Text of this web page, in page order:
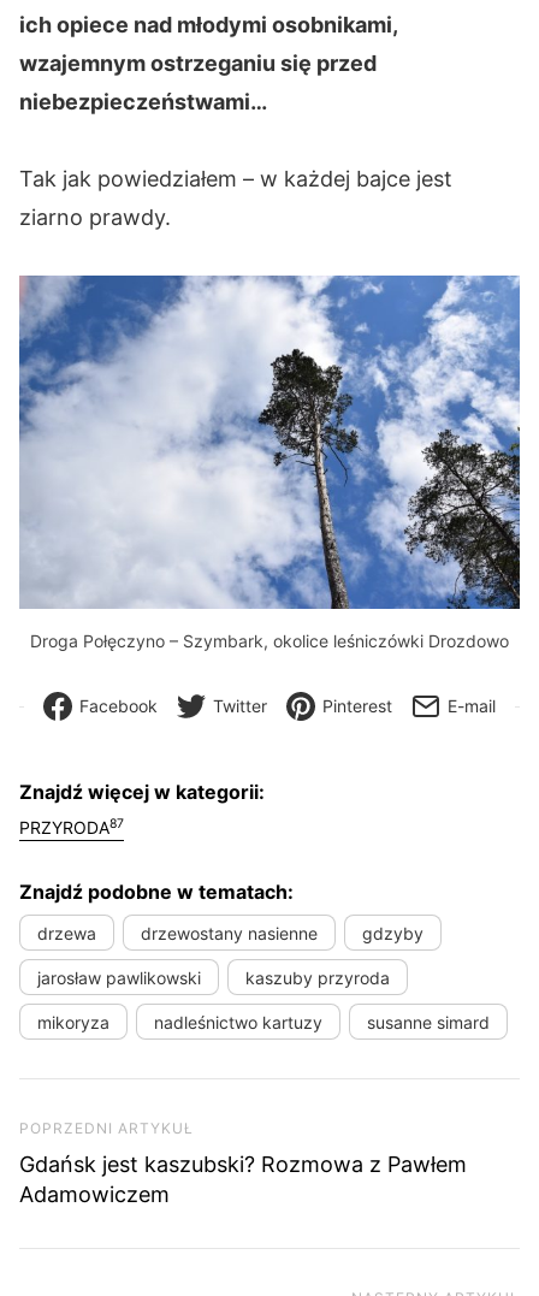
ich opiece nad młodymi osobnikami,
wzajemnym ostrzeganiu się przed
niebezpieczeństwami…
Tak jak powiedziałem – w każdej bajce jest
ziarno prawdy.
Droga Połęczyno – Szymbark, okolice leśniczówki Drozdowo
Facebook Twitter Pinterest E-mail
Znajdź więcej w kategorii:
PRZYRODA87
Znajdź podobne w tematach:
drzewa drzewostany nasienne gdzyby
jarosław pawlikowski kaszuby przyroda
mikoryza nadleśnictwo kartuzy susanne simard
Poprzedni artykuł
POPRZEDNI ARTYKUŁ
Gdańsk jest kaszubski? Rozmowa z Pawłem
Adamowiczem